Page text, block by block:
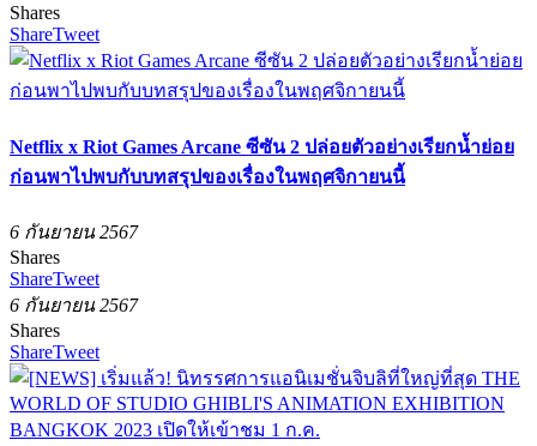
Shares
ShareTweet
Netflix x Riot Games Arcane ซีซัน 2 ปล่อยตัวอย่างเรียกน้ำย่อย
ก่อนพาไปพบกับบทสรุปของเรื่องในพฤศจิกายนนี้
6 กันยายน 2567
Shares
ShareTweet
6 กันยายน 2567
Shares
ShareTweet